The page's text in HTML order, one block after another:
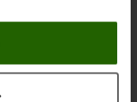
acties